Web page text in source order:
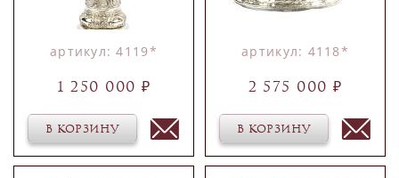
артикул: 4119*
1 250 000 ₽
В КОРЗИНУ
артикул: 4118*
2 575 000 ₽
В КОРЗИНУ